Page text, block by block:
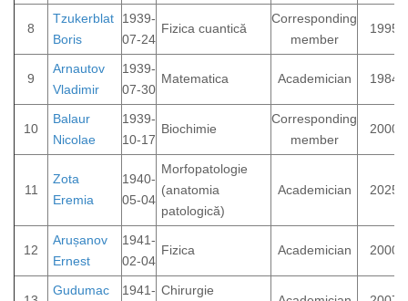
8
Tzukerblat
Boris
1939-
07-24
Fizica cuantică
Corresponding
member
1995
9
Arnautov
Vladimir
1939-
07-30
Matematica Academician 1984
10
Balaur
Nicolae
1939-
10-17
Biochimie
Corresponding
member
2000
11
Zota
Eremia
1940-
05-04
Morfopatologie
(anatomia
patologică)
Academician 2025
12
Arușanov
Ernest
1941-
02-04
Fizica Academician 2000
Gudumac
1941- Chirurgie